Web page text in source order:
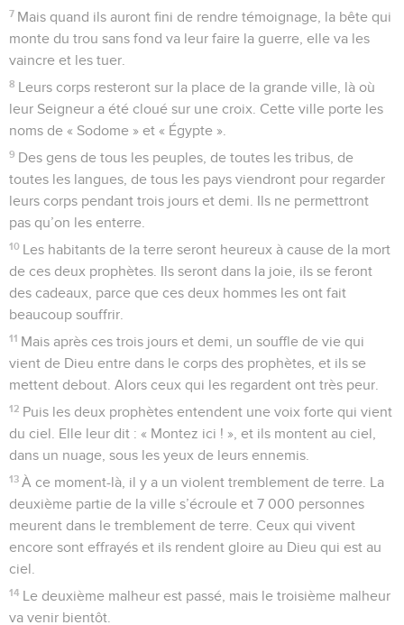
7 Mais quand ils auront fini de rendre témoignage, la bête qui
monte du trou sans fond va leur faire la guerre, elle va les
vaincre et les tuer.
8 Leurs corps resteront sur la place de la grande ville, là où
leur Seigneur a été cloué sur une croix. Cette ville porte les
noms de « Sodome » et « Égypte ».
9 Des gens de tous les peuples, de toutes les tribus, de
toutes les langues, de tous les pays viendront pour regarder
leurs corps pendant trois jours et demi. Ils ne permettront
pas qu’on les enterre.
10 Les habitants de la terre seront heureux à cause de la mort
de ces deux prophètes. Ils seront dans la joie, ils se feront
des cadeaux, parce que ces deux hommes les ont fait
beaucoup souffrir.
11 Mais après ces trois jours et demi, un souffle de vie qui
vient de Dieu entre dans le corps des prophètes, et ils se
mettent debout. Alors ceux qui les regardent ont très peur.
12 Puis les deux prophètes entendent une voix forte qui vient
du ciel. Elle leur dit : « Montez ici ! », et ils montent au ciel,
dans un nuage, sous les yeux de leurs ennemis.
13 À ce moment-là, il y a un violent tremblement de terre. La
deuxième partie de la ville s’écroule et 7 000 personnes
meurent dans le tremblement de terre. Ceux qui vivent
encore sont effrayés et ils rendent gloire au Dieu qui est au
ciel.
14 Le deuxième malheur est passé, mais le troisième malheur
va venir bientôt.